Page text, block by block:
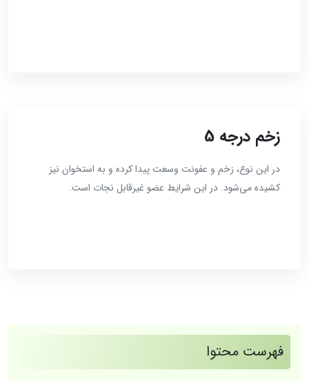
زخم درجه 5
در این نوع، زخم و عفونت وسعت پیدا کرده و به استخوان نیز
کشیده می‌شود. در این شرایط عضو غیرقابل نجات است.
فهرست محتوا